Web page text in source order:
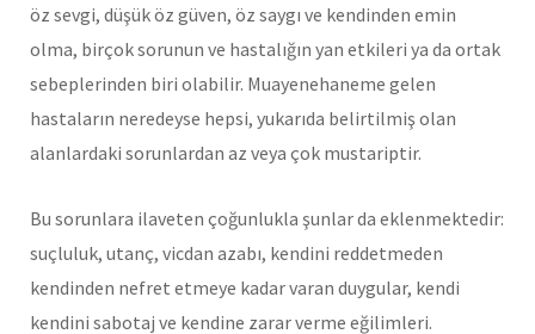
öz sevgi, düşük öz güven, öz saygı ve kendinden emin
olma, birçok sorunun ve hastalığın yan etkileri ya da ortak
sebeplerinden biri olabilir. Muayenehaneme gelen
hastaların neredeyse hepsi, yukarıda belirtilmiş olan
alanlardaki sorunlardan az veya çok mustariptir.
Bu sorunlara ilaveten çoğunlukla şunlar da eklenmektedir:
suçluluk, utanç, vicdan azabı, kendini reddetmeden
kendinden nefret etmeye kadar varan duygular, kendi
kendini sabotaj ve kendine zarar verme eğilimleri.